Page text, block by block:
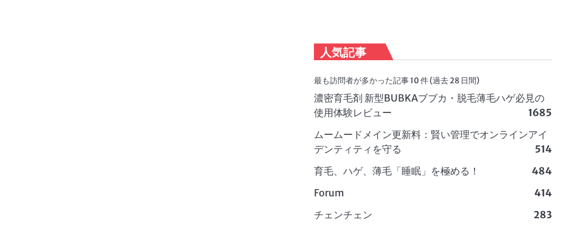
人気記事
最も訪問者が多かった記事 10 件 (過去 28 日間)
濃密育毛剤 新型BUBKAブブカ・脱毛薄毛ハゲ必見の
使用体験レビュー
1685
ムームードメイン更新料：賢い管理でオンラインアイ
デンティティを守る
514
育毛、ハゲ、薄毛「睡眠」を極める！
484
Forum
414
チェンチェン
283